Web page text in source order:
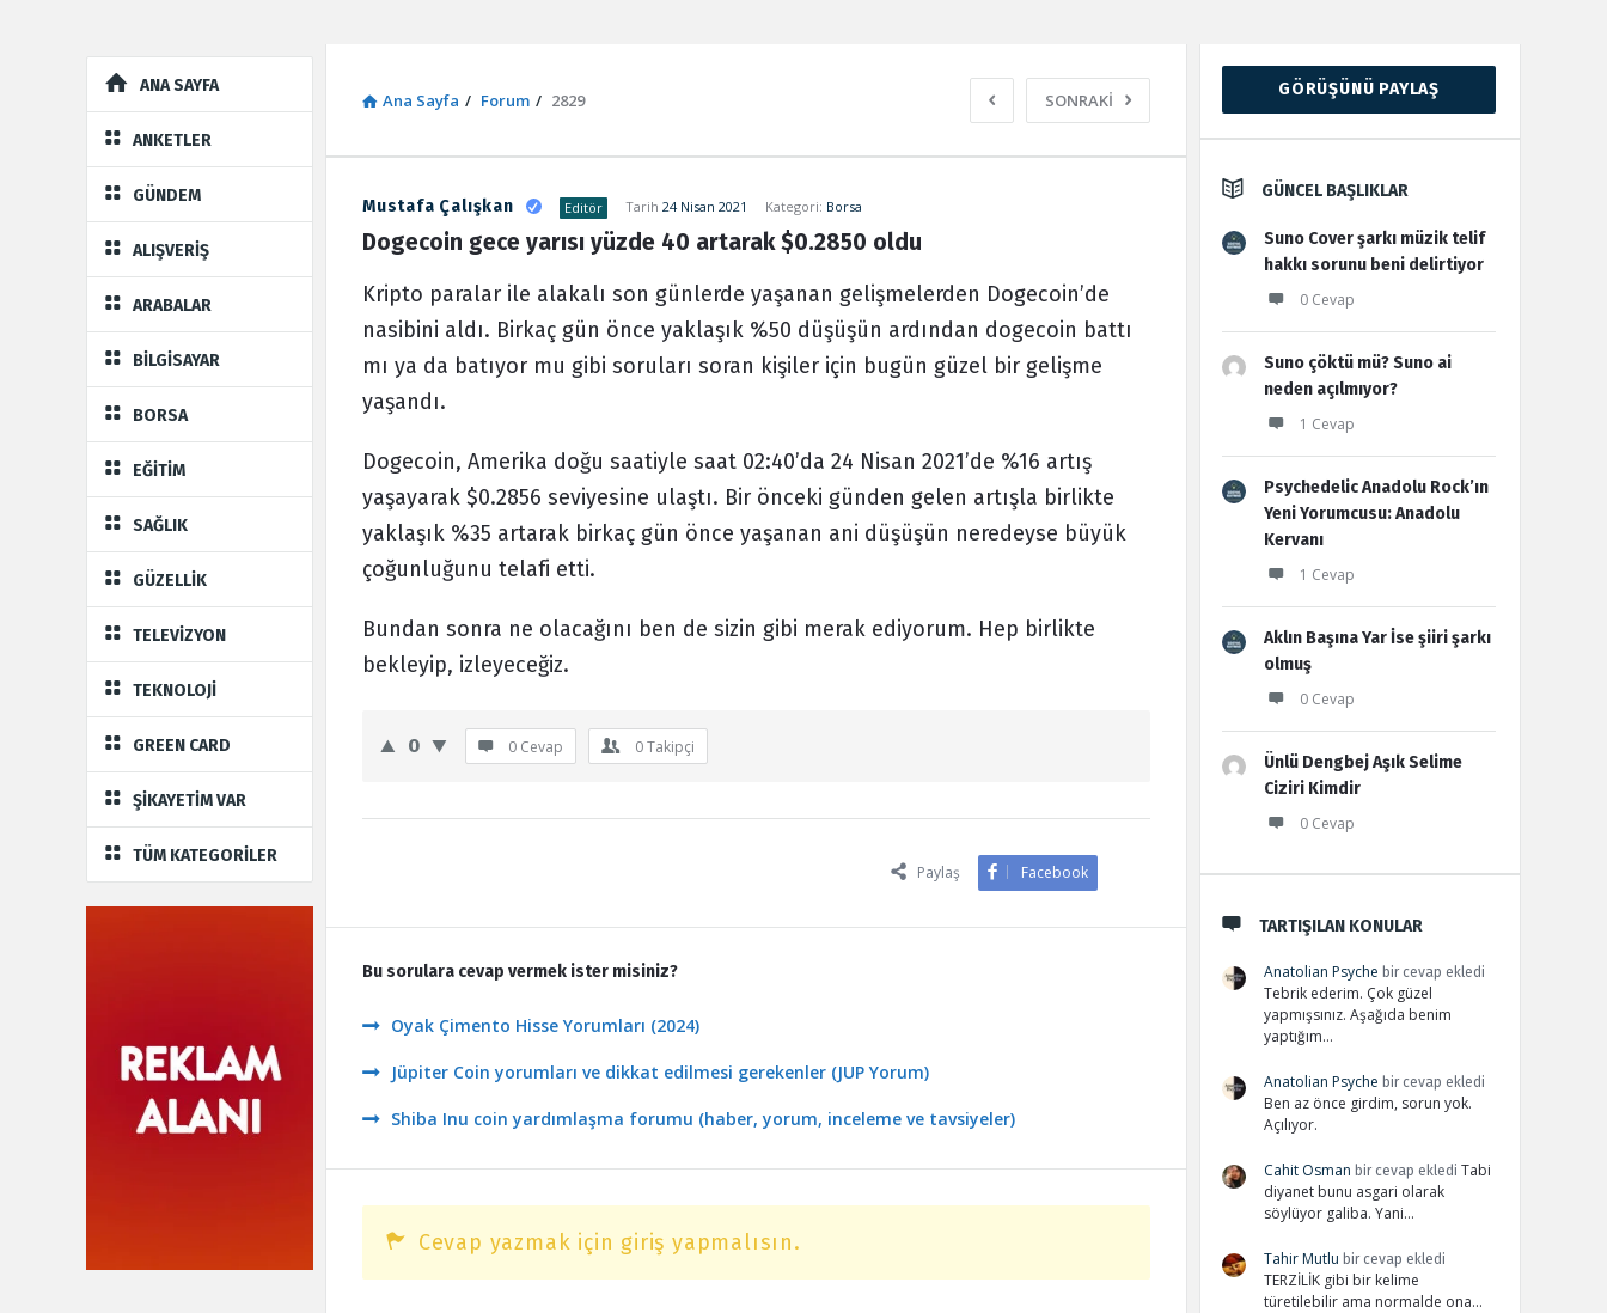
Ana Sayfa / Forum / 2829 SONRAKİ
Sosyal
Kaynak
Latest
Forum
Mustafa Çalışkan Editör Tarih 24 Nisan 2021 Kategori: Borsa
Dogecoin gece yarısı yüzde 40 artarak $0.2850 oldu
Kripto paralar ile alakalı son günlerde yaşanan gelişmelerden Dogecoin’de
nasibini aldı. Birkaç gün önce yaklaşık %50 düşüşün ardından dogecoin battı
mı ya da batıyor mu gibi soruları soran kişiler için bugün güzel bir gelişme
yaşandı.
Dogecoin, Amerika doğu saatiyle saat 02:40’da 24 Nisan 2021’de %16 artış
yaşayarak $0.2856 seviyesine ulaştı. Bir önceki günden gelen artışla birlikte
yaklaşık %35 artarak birkaç gün önce yaşanan ani düşüşün neredeyse büyük
çoğunluğunu telafi etti.
Bundan sonra ne olacağını ben de sizin gibi merak ediyorum. Hep birlikte
bekleyip, izleyeceğiz.
0 0 Cevap 0Takipçi
Paylaş Facebook
Bu sorulara cevap vermek ister misiniz?
Oyak Çimento Hisse Yorumları (2024)
Jüpiter Coin yorumları ve dikkat edilmesi gerekenler (JUP Yorum)
Shiba Inu coin yardımlaşma forumu (haber, yorum, inceleme ve tavsiyeler)
Cevap yazmak için giriş yapmalısın.
Sidebar
GÖRÜŞÜNÜ PAYLAŞ
GÜNCEL BAŞLIKLAR
Suno Cover şarkı müzik telif
hakkı sorunu beni delirtiyor
0 Cevap
Suno çöktü mü? Suno ai
neden açılmıyor?
1 Cevap
Psychedelic Anadolu Rock’ın
Yeni Yorumcusu: Anadolu
Kervanı
1 Cevap
Aklın Başına Yar İse şiiri şarkı
olmuş
0 Cevap
Ünlü Dengbej Aşık Selime
Ciziri Kimdir
0 Cevap
TARTIŞILAN KONULAR
Anatolian Psyche bir cevap ekledi
Tebrik ederim. Çok güzel
yapmışsınız. Aşağıda benim
yaptığım…
Anatolian Psyche bir cevap ekledi
Ben az önce girdim, sorun yok.
Açılıyor.
Cahit Osman bir cevap ekledi Tabi
diyanet bunu asgari olarak
söylüyor galiba. Yani…
Tahir Mutlu bir cevap ekledi
TERZİLİK gibi bir kelime
türetilebilir ama normalde ona…
ExploreANA SAYFA
ANKETLER
GÜNDEM
ALIŞVERİŞ
ARABALAR
BİLGİSAYAR
BORSA
EĞİTİM
SAĞLIK
GÜZELLİK
TELEVİZYON
TEKNOLOJİ
GREEN CARD
ŞİKAYETİM VAR
TÜM KATEGORİLER